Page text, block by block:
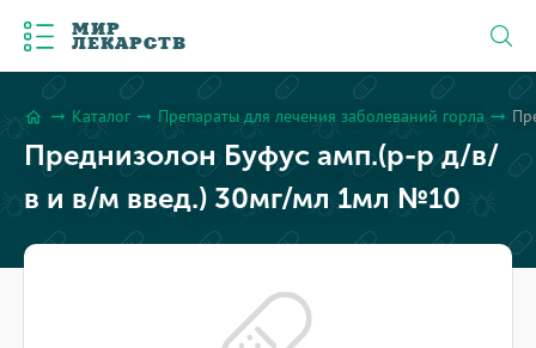
МИР
ЛЕКАРСТВ
home arrow_right_alt Каталог arrow_right_alt Препараты для лечения заболеваний горла arrow_right_alt
Преднизолон Буфус амп.(р-р д/в/
в и в/м введ.) 30мг/мл 1мл №10